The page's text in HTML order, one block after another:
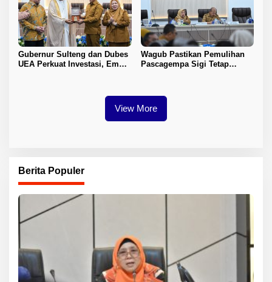
Gubernur Sulteng dan Dubes
UEA Perkuat Investasi, Empat
Wagub Pastikan Pemulihan
Pascagempa Sigi Tetap
View More
Berita Populer